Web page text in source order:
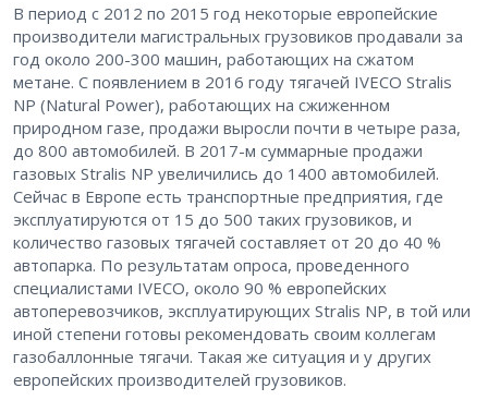
В период с 2012 по 2015 год некоторые европейские
производители магистральных грузовиков продавали за
год около 200-300 машин, работающих на сжатом
метане. С появлением в 2016 году тягачей IVECO Stralis
NP (Natural Power), работающих на сжиженном
природном газе, продажи выросли почти в четыре раза,
до 800 автомобилей. В 2017-м суммарные продажи
газовых Stralis NP увеличились до 1400 автомобилей.
Сейчас в Европе есть транспортные предприятия, где
эксплуатируются от 15 до 500 таких грузовиков, и
количество газовых тягачей составляет от 20 до 40 %
автопарка. По результатам опроса, проведенного
специалистами IVECO, около 90 % европейских
автоперевозчиков, эксплуатирующих Stralis NP, в той или
иной степени готовы рекомендовать своим коллегам
газобаллонные тягачи. Такая же ситуация и у других
европейских производителей грузовиков.